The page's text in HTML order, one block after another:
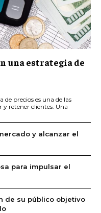
una estrategia de
de precios es una de las
retener clientes. Una
y alcanzar el
para impulsar el
de su público objetivo